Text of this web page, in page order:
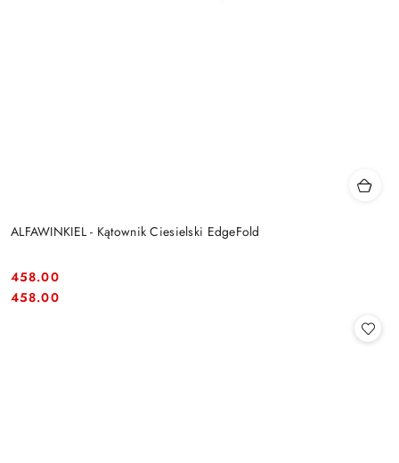
ALFAWINKIEL - Kątownik Ciesielski EdgeFold
Cena:
458.00
Cena:
458.00